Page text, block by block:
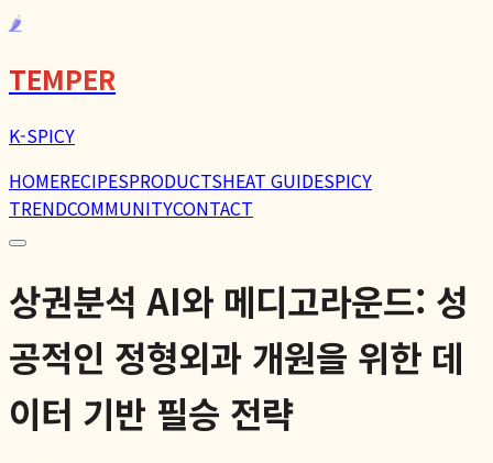
🌶️
TEMPER
K-SPICY
HOMERECIPESPRODUCTSHEAT GUIDESPICY
TRENDCOMMUNITYCONTACT
상권분석 AI와 메디고라운드: 성
공적인 정형외과 개원을 위한 데
이터 기반 필승 전략